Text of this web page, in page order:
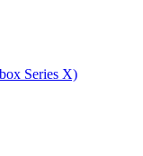
Series X)